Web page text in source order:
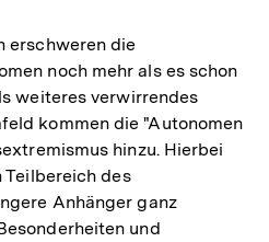
erschweren die
noch mehr als es schon
weiteres verwirrendes
kommen die "Autonomen
hinzu. Hierbei
Teilbereich des
Anhänger ganz
und